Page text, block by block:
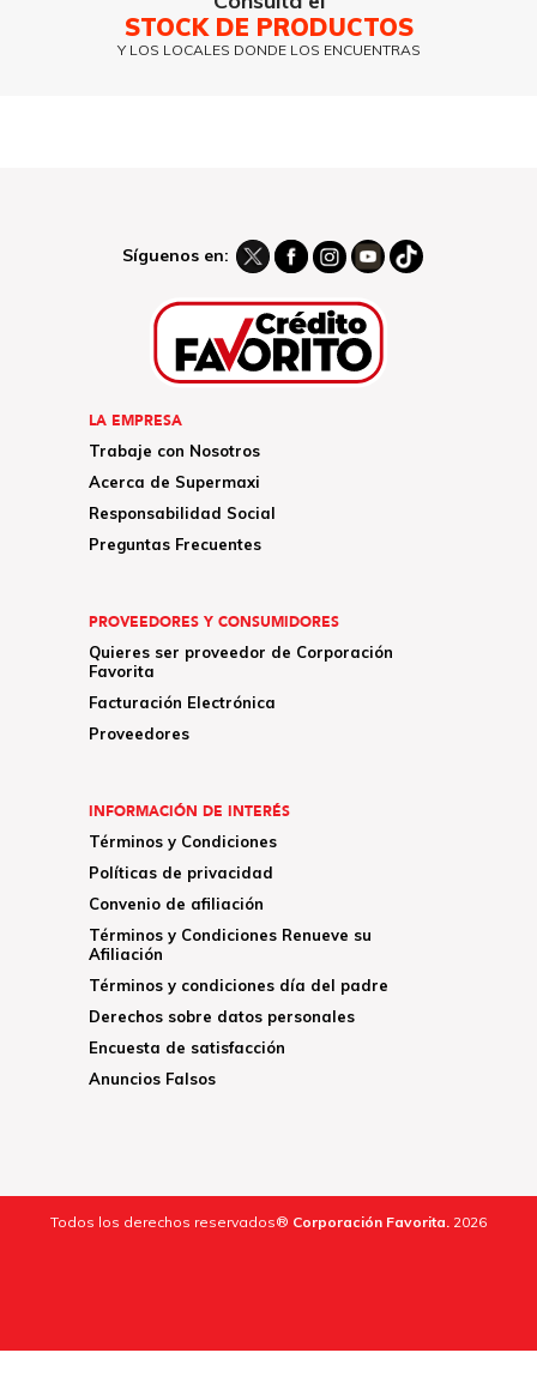
STOCK DE PRODUCTOS
Y LOS LOCALES DONDE LOS ENCUENTRAS
Síguenos en:
LA EMPRESA
Trabaje con Nosotros
Acerca de Supermaxi
Responsabilidad Social
Preguntas Frecuentes
PROVEEDORES Y CONSUMIDORES
Quieres ser proveedor de Corporación
Favorita
Facturación Electrónica
Proveedores
INFORMACIÓN DE INTERÉS
Términos y Condiciones
Políticas de privacidad
Convenio de afiliación
Términos y Condiciones Renueve su
Afiliación
Términos y condiciones día del padre
Derechos sobre datos personales
Encuesta de satisfacción
Anuncios Falsos
Todos los derechos reservados® Corporación Favorita. 2026